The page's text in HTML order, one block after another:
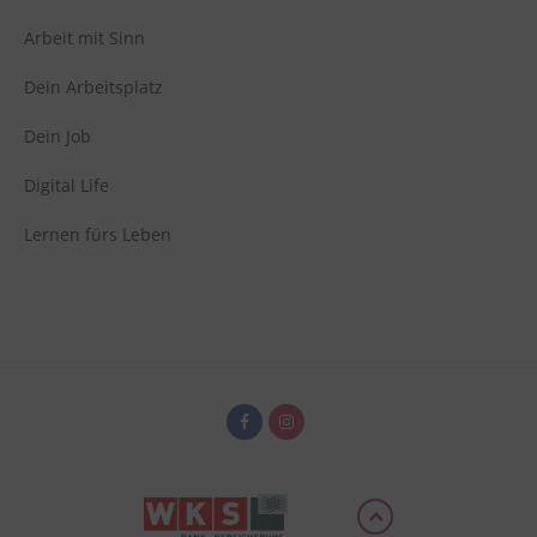
Arbeit mit Sinn
Dein Arbeitsplatz
Dein Job
Digital Life
Lernen fürs Leben
Vimeo